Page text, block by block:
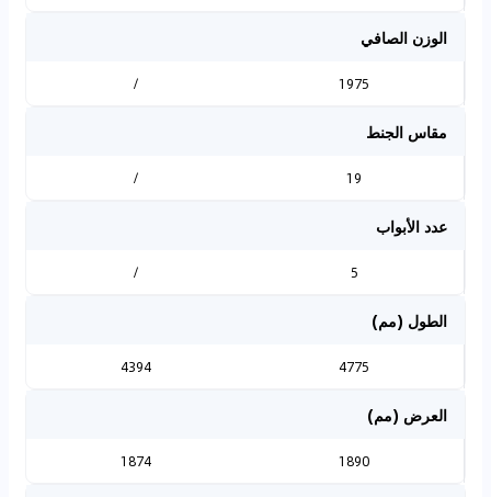
الوزن الصافي
1975
/
مقاس الجنط
19
/
عدد الأبواب
5
/
الطول (مم)
4775
4394
العرض (مم)
1890
1874